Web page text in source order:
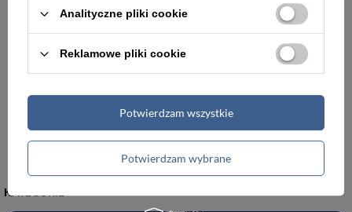
Kosmetyczka podróżna z poliestru unisex Reisenthel RWH3004 wisząca czerwona
159,99 zł
KATEGORIE
Analityczne pliki cookie
Reklamowe pliki cookie
Potwierdzam wybrane
Potwierdzam wszystkie